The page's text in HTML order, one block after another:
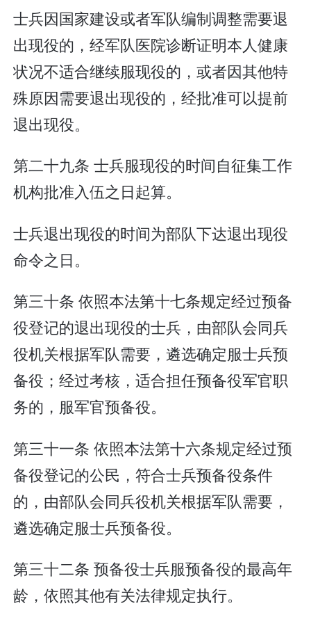
士兵因国家建设或者军队编制调整需要退
出现役的，经军队医院诊断证明本人健康
状况不适合继续服现役的，或者因其他特
殊原因需要退出现役的，经批准可以提前
退出现役。
第二十九条 士兵服现役的时间自征集工作
机构批准入伍之日起算。
士兵退出现役的时间为部队下达退出现役
命令之日。
第三十条 依照本法第十七条规定经过预备
役登记的退出现役的士兵，由部队会同兵
役机关根据军队需要，遴选确定服士兵预
备役；经过考核，适合担任预备役军官职
务的，服军官预备役。
第三十一条 依照本法第十六条规定经过预
备役登记的公民，符合士兵预备役条件
的，由部队会同兵役机关根据军队需要，
遴选确定服士兵预备役。
第三十二条 预备役士兵服预备役的最高年
龄，依照其他有关法律规定执行。